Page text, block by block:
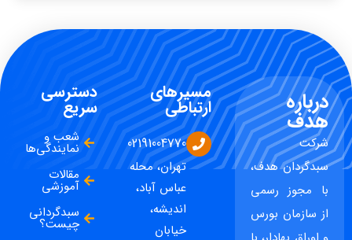
درباره
هدف
شرکت
سبدگردان هدف،
با مجوز رسمی
از سازمان بورس
مسیرهای
ارتباطی
02191004770
تهران، محله
عباس آباد،
اندیشه،
خیابان
دسترسی
سریع
شعب و
نمایندگی‌ها
مقالات
آموزشی
سبدگردانی
چیست؟